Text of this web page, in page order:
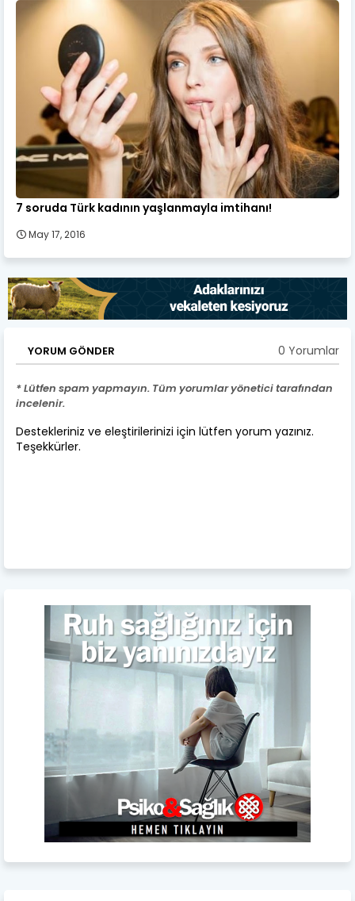
7 soruda Türk kadının yaşlanmayla imtihanı!
May 17, 2016
YORUM GÖNDER 0 Yorumlar
* Lütfen spam yapmayın. Tüm yorumlar yönetici tarafından
incelenir.
Destekleriniz ve eleştirilerinizi için lütfen yorum yazınız.
Teşekkürler.